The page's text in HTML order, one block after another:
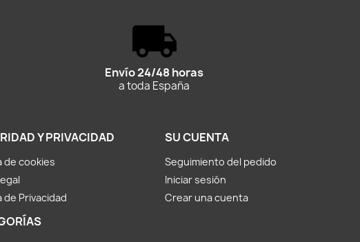
Envío 24/48 horas
a toda España
Y PRIVACIDAD
de cookies
de Privacidad
SU CUENTA
Seguimiento del pedido
Iniciar sesión
Crear una cuenta